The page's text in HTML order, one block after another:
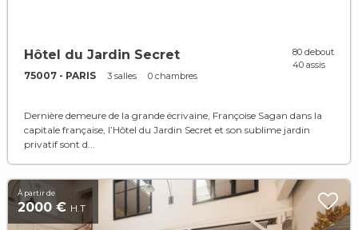
Hôtel du Jardin Secret
75007 - PARIS 3 salles 0 chambres
80 debout
40 assis
Dernière demeure de la grande écrivaine, Françoise Sagan dans la
capitale française, l’Hôtel du Jardin Secret et son sublime jardin
privatif sont d...
À partir de
2000 € H.T